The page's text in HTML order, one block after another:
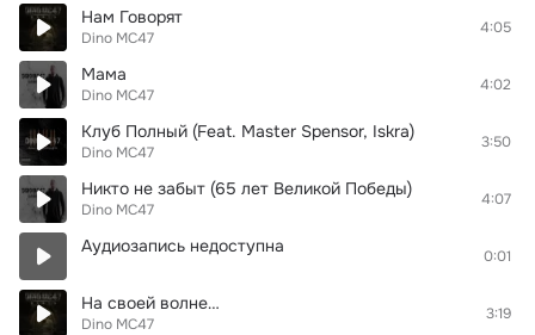
Нам Говорят
Dino MC47
4:05
Мама
Dino MC47
4:02
Клуб Полный (Feat. Master Spensor, Iskra)
Dino MC47
3:50
Никто не забыт (65 лет Великой Победы)
Dino MC47
4:07
Аудиозапись недоступна 0:01
На своей волне…
Dino MC47
3:19